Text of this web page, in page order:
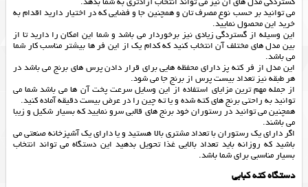
می توانید بر حسب نوع مصرف تان و همچنین جا و فضایی که در اختیار دارید اقدام به
خرید این محصول نمایید.
این وسیله از گستردگی زیادی نیز برخوردار می باشد و شما این امکان را دارید تا از
بین مدل های مختلف آن انتخاب کنید که کدام یک از این فر ها بیشتر مناسب کار شما
می باشد.
این مدل از فر کته پز دارای محفظه هایی برای قرار دادن پرس های برنج می باشد در
هر طبقه نیز تعداد بیست پرس از برنج جا می شود.
از جمله مهم ترین مزایای استفاده از این وسایل سرعت پخت آن ها می باشد شما می
توانید به راحتی برنج های کته شده و یا ته چین را در عرض بیست دقیقه آماده کنید.
همچنین می توانید در رستوران خود برنج های قالبی سرو نمایید که بسیار شکیل و زیبا
می باشند.
اگر دارای یک رستوران با تعداد مشتری بالا هستید و یا دارای یک آشپزخانه صنعتی می
باشید که روزانه باید تعداد بالایی غذا تحویل بدهید این دستگاه می تواند انتخاب
بسیار مناسبی برای شما باشد.
دستگاه کته کبابی